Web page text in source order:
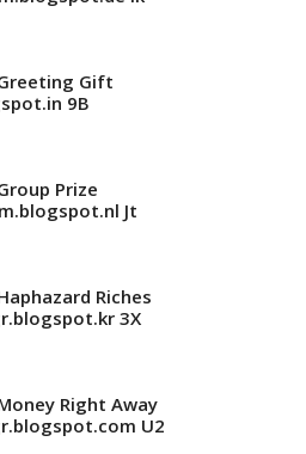
Gift
9B
Prize
Jt
Riches
3X
Right Away
U2